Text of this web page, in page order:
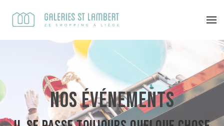
Nos événements